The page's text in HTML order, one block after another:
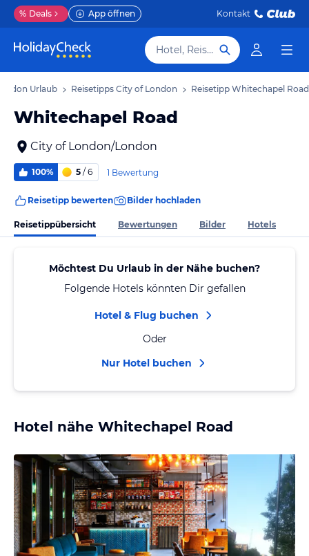
% Deals App öffnen Kontakt
Hotel, Reiseziel
Urlaub Reisetipps City of London Reisetipp Whitechapel Road
Whitechapel Road
City of London/London
100% 5 / 6 1 Bewertung
Reisetipp bewerten Bilder hochladen
Reisetippübersicht Bewertungen Bilder Hotels
Möchtest Du Urlaub in der Nähe buchen?
Folgende Hotels könnten Dir gefallen
Hotel & Flug buchen
Oder
Nur Hotel buchen
Hotel nähe Whitechapel Road